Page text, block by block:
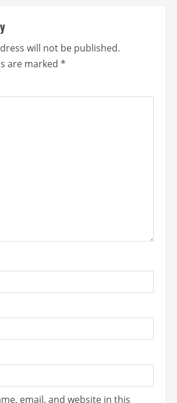
will not be published.
are marked *
email, and website in this